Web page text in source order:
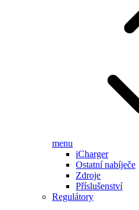
menu
iCharger
Ostatní nabíječe
Zdroje
Příslušenství
Regulátory